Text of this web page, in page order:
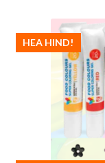
HEA HIND!